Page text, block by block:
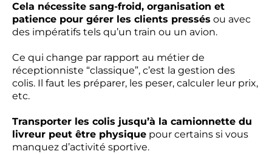
Cela nécessite sang-froid, organisation et
patience pour gérer les clients pressés ou avec
des impératifs tels qu’un train ou un avion.
Ce qui change par rapport au métier de
réceptionniste “classique”, c’est la gestion des
colis. Il faut les préparer, les peser, calculer leur prix,
etc.
Transporter les colis jusqu’à la camionnette du
livreur peut être physique pour certains si vous
manquez d’activité sportive.